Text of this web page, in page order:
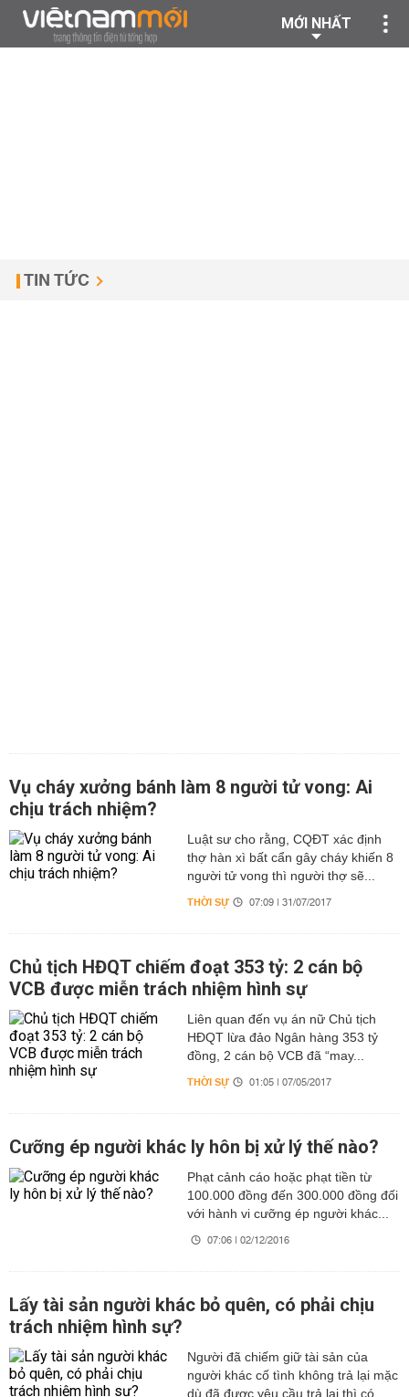
MỚI NHẤT
TIN TỨC
Vụ cháy xưởng bánh làm 8 người tử vong: Ai
chịu trách nhiệm?
Luật sư cho rằng, CQĐT xác định
thợ hàn xì bất cẩn gây cháy khiến 8
người tử vong thì người thợ sẽ...
THỜI SỰ 07:09 | 31/07/2017
Chủ tịch HĐQT chiếm đoạt 353 tỷ: 2 cán bộ
VCB được miễn trách nhiệm hình sự
Liên quan đến vụ án nữ Chủ tịch
HĐQT lừa đảo Ngân hàng 353 tỷ
đồng, 2 cán bộ VCB đã “may...
THỜI SỰ 01:05 | 07/05/2017
Cưỡng ép người khác ly hôn bị xử lý thế nào?
Phạt cảnh cáo hoặc phạt tiền từ
100.000 đồng đến 300.000 đồng đối
với hành vi cưỡng ép người khác...
07:06 | 02/12/2016
Lấy tài sản người khác bỏ quên, có phải chịu
trách nhiệm hình sự?
Người đã chiếm giữ tài sản của
người khác cố tình không trả lại mặc
dù đã được yêu cầu trả lại thì có...